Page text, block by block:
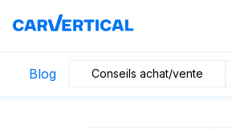
Blog Conseils achat/vente